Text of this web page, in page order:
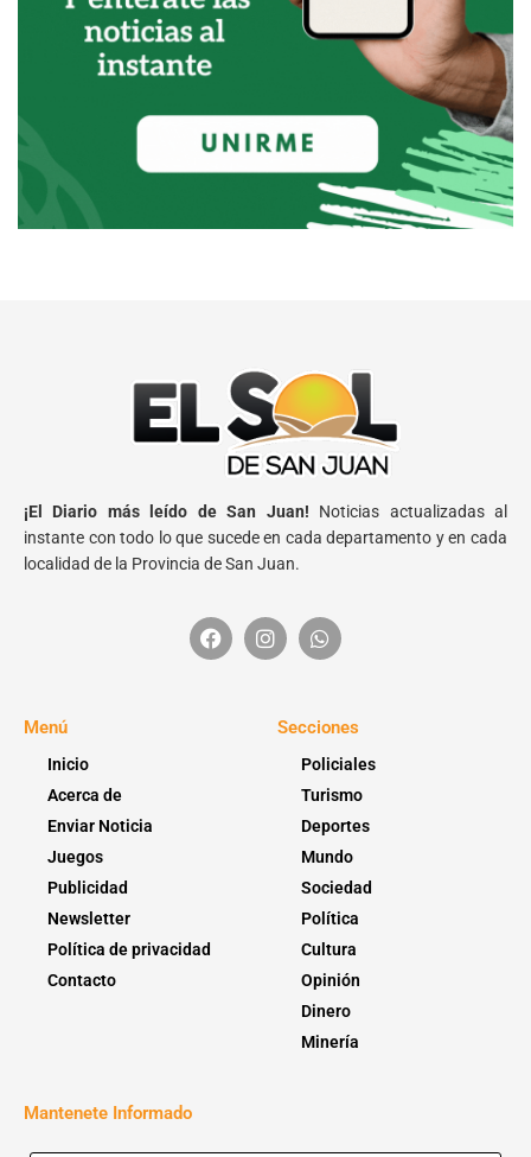
¡El Diario más leído de San Juan! Noticias actualizadas al
instante con todo lo que sucede en cada departamento y en cada
localidad de la Provincia de San Juan.
Menú
Inicio
Acerca de
Enviar Noticia
Juegos
Publicidad
Newsletter
Política de privacidad
Contacto
Secciones
Policiales
Turismo
Deportes
Mundo
Sociedad
Política
Cultura
Opinión
Dinero
Minería
Mantenete Informado